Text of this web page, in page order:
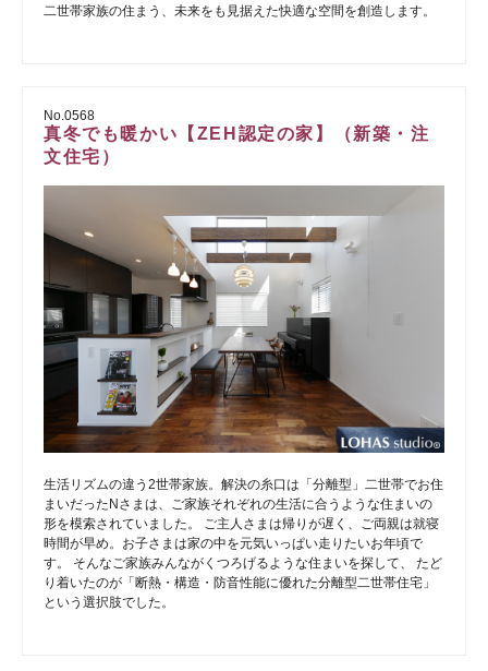
二世帯家族の住まう、未来をも見据えた快適な空間を創造します。
No.0568
真冬でも暖かい【ZEH認定の家】（新築・注
文住宅）
生活リズムの違う2世帯家族。解決の糸口は「分離型」二世帯でお住
まいだったNさまは、ご家族それぞれの生活に合うような住まいの
形を模索されていました。 ご主人さまは帰りが遅く、ご両親は就寝
時間が早め。お子さまは家の中を元気いっぱい走りたいお年頃で
す。 そんなご家族みんながくつろげるような住まいを探して、 たど
り着いたのが「断熱・構造・防音性能に優れた分離型二世帯住宅」
という選択肢でした。